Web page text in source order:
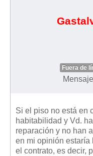
Fuera de
Si el piso no está en
habitabilidad y Vd.
reparación y no han
en mi opinión estaría
el contrato, es decir,